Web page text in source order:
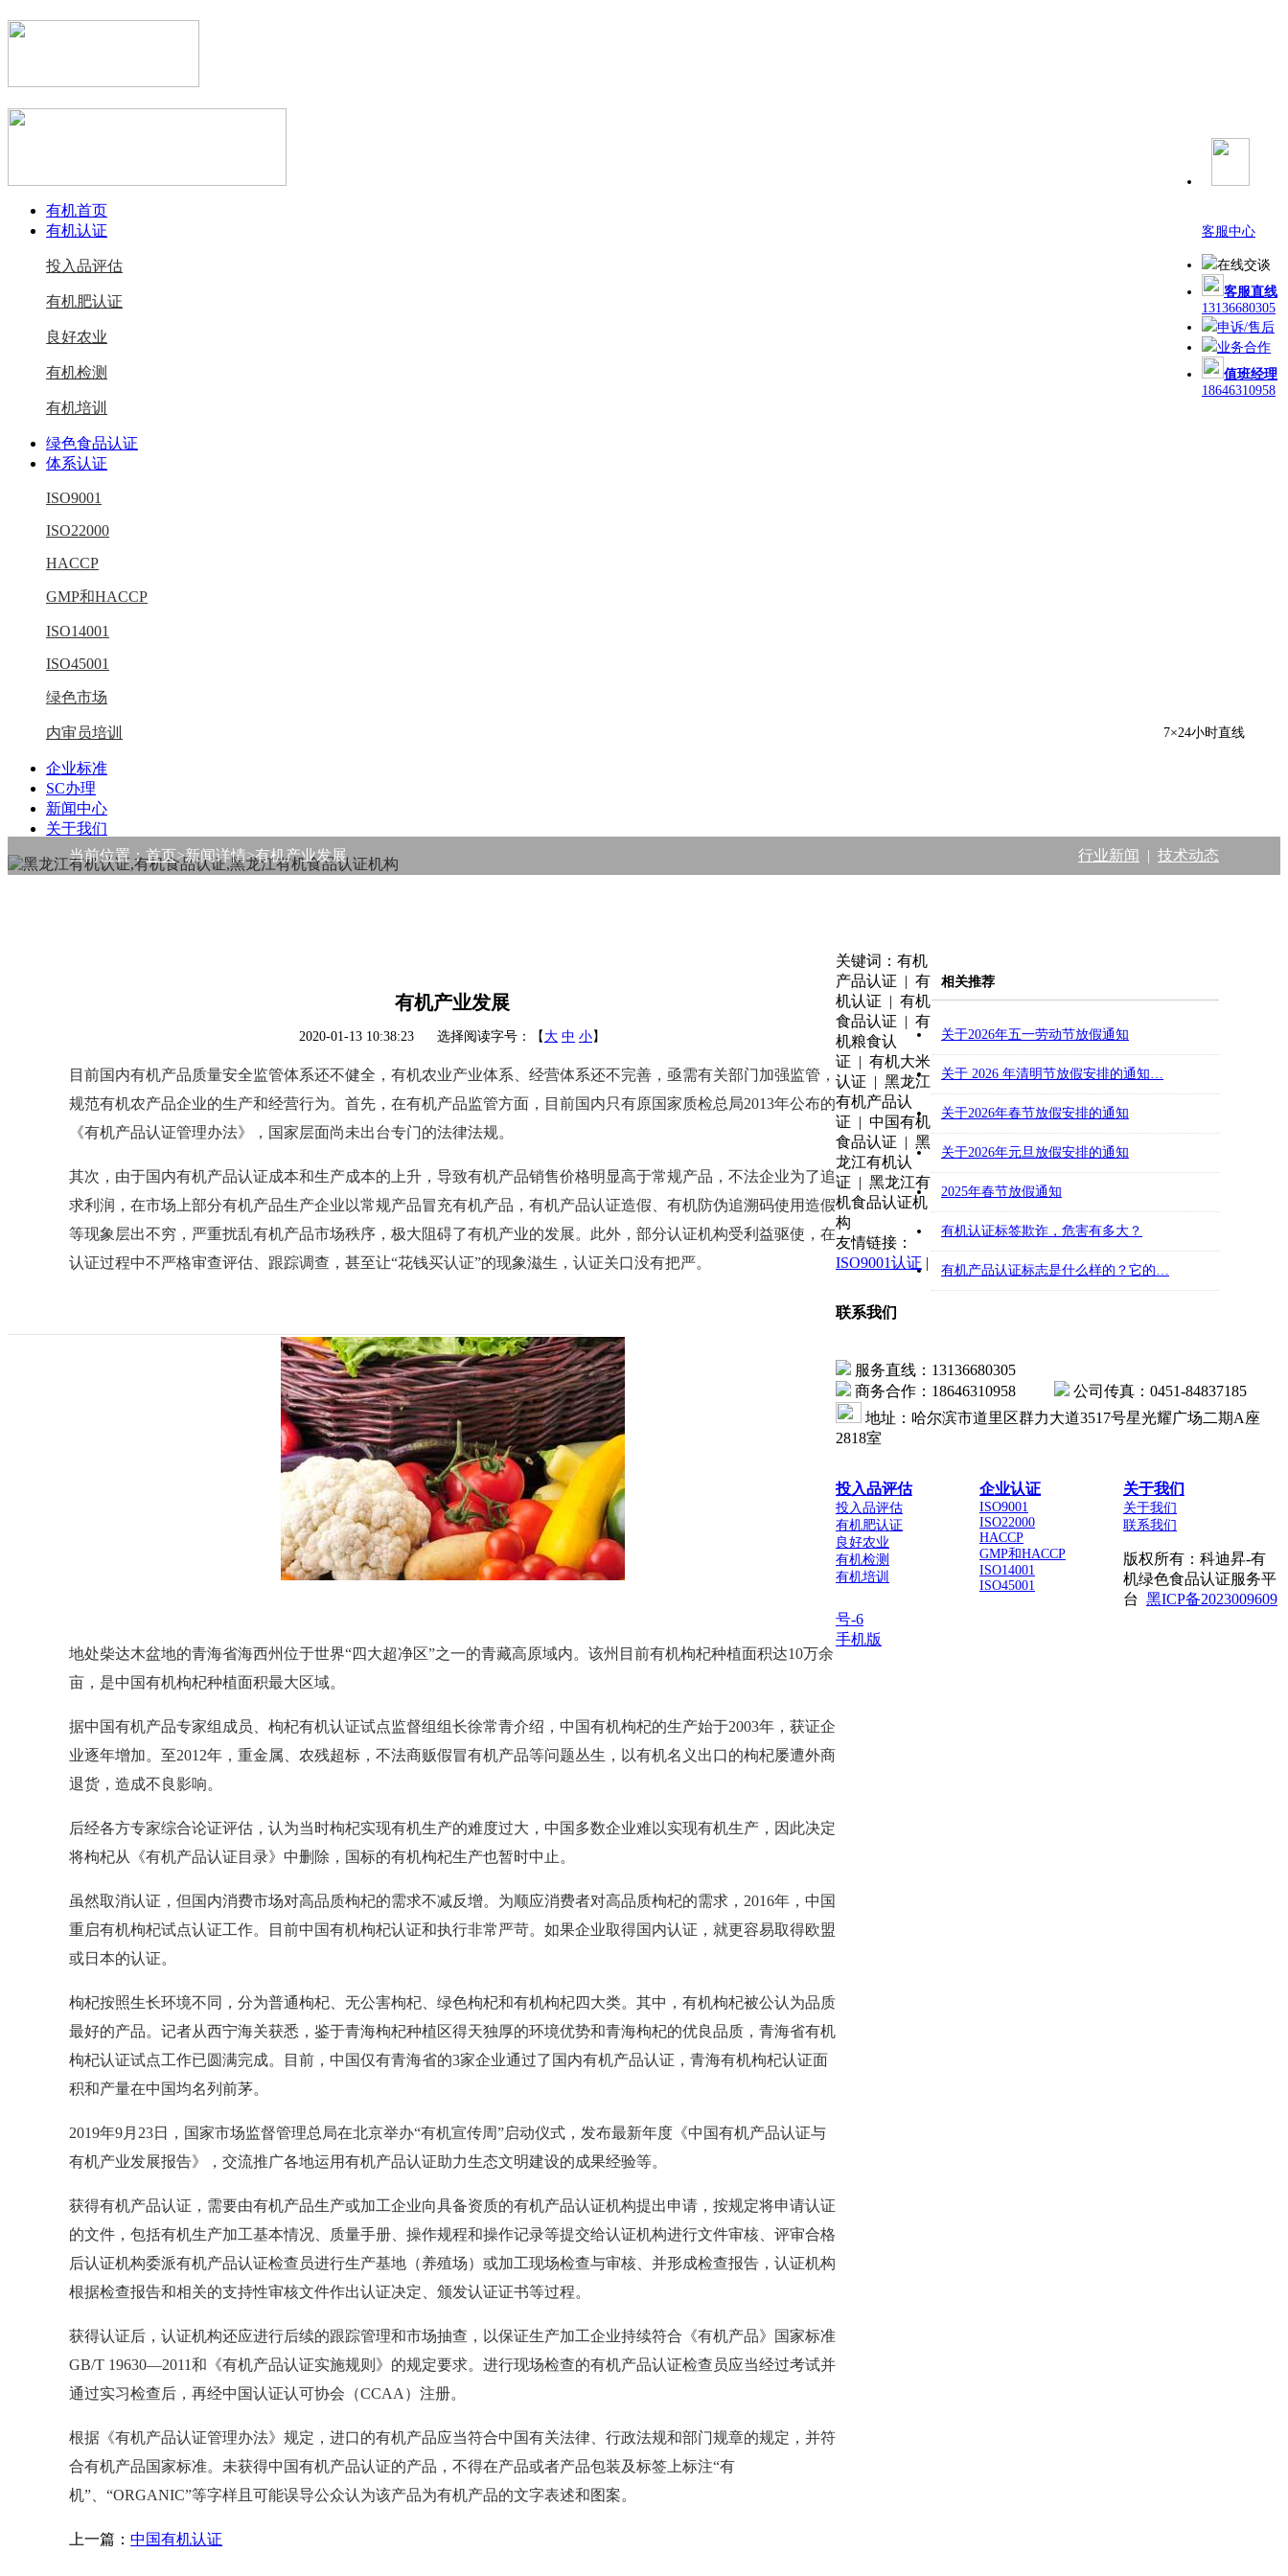
有机首页
有机认证
投入品评估
有机肥认证
良好农业
有机检测
有机培训
绿色食品认证
体系认证
ISO9001
ISO22000
HACCP
GMP和HACCP
ISO14001
ISO45001
绿色市场
内审员培训
企业标准
SC办理
新闻中心
关于我们
当前位置：首页>新闻详情>有机产业发展 行业新闻 | 技术动态
有机产业发展
2020-01-13 10:38:23 选择阅读字号：【 大 中 小】
目前国内有机产品质量安全监管体系还不健全，有机农业产业体系、经营体系还不完善，亟需有关部门加强监管，
规范有机农产品企业的生产和经营行为。首先，在有机产品监管方面，目前国内只有原国家质检总局2013年公布的
《有机产品认证管理办法》，国家层面尚未出台专门的法律法规。
其次，由于国内有机产品认证成本和生产成本的上升，导致有机产品销售价格明显高于常规产品，不法企业为了追
求利润，在市场上部分有机产品生产企业以常规产品冒充有机产品，有机产品认证造假、有机防伪追溯码使用造假
等现象层出不穷，严重扰乱有机产品市场秩序，极大阻碍了有机产业的发展。此外，部分认证机构受利益驱使，在
认证过程中不严格审查评估、跟踪调查，甚至让“花钱买认证”的现象滋生，认证关口没有把严。
地处柴达木盆地的青海省海西州位于世界“四大超净区”之一的青藏高原域内。该州目前有机枸杞种植面积达10万余
亩，是中国有机枸杞种植面积最大区域。
据中国有机产品专家组成员、枸杞有机认证试点监督组组长徐常青介绍，中国有机枸杞的生产始于2003年，获证企
业逐年增加。至2012年，重金属、农残超标，不法商贩假冒有机产品等问题丛生，以有机名义出口的枸杞屡遭外商
退货，造成不良影响。
后经各方专家综合论证评估，认为当时枸杞实现有机生产的难度过大，中国多数企业难以实现有机生产，因此决定
将枸杞从《有机产品认证目录》中删除，国标的有机枸杞生产也暂时中止。
虽然取消认证，但国内消费市场对高品质枸杞的需求不减反增。为顺应消费者对高品质枸杞的需求， 2016年，中国
重启有机枸杞试点认证工作。目前中国有机枸杞认证和执行非常严苛。如果企业取得国内认证，就更容易取得欧盟
或日本的认证。
枸杞按照生长环境不同，分为普通枸杞、无公害枸杞、绿色枸杞和有机枸杞四大类。其中，有机枸杞被公认为品质
最好的产品。记者从西宁海关获悉，鉴于青海枸杞种植区得天独厚的环境优势和青海枸杞的优良品质，青海省有机
枸杞认证试点工作已圆满完成。目前，中国仅有青海省的3家企业通过了国内有机产品认证，青海有机枸杞认证面
积和产量在中国均名列前茅。
2019年9月 23日，国家市场监督管理总局在北京举办“有机宣传周”启动仪式，发布最新年度《中国有机产品认证与
有机产业发展报告》，交流推广各地运用有机产品认证助力生态文明建设的成果经验等。
获得有机产品认证，需要由有机产品生产或加工企业向具备资质的有机产品认证机构提出申请，按规定将申请认证
的文件，包括有机生产加工基本情况、质量手册、操作规程和操作记录等提交给认证机构进行文件审核、评审合格
后认证机构委派有机产品认证检查员进行生产基地（养殖场）或加工现场检查与审核、并形成检查报告，认证机构
根据检查报告和相关的支持性审核文件作出认证决定、颁发认证证书等过程。
获得认证后，认证机构还应进行后续的跟踪管理和市场抽查，以保证生产加工企业持续符合《有机产品》国家标准
GB/T 19630—2011和《有机产品认证实施规则》的规定要求。进行现场检查的有机产品认证检查员应当经过考试并
通过实习检查后，再经中国认证认可协会（CCAA ）注册。
根据《有机产品认证管理办法》规定，进口的有机产品应当符合中国有关法律、行政法规和部门规章的规定，并符
合有机产品国家标准。未获得中国有机产品认证的产品，不得在产品或者产品包装及标签上标注“有
机”、“ORGANIC”等字样且可能误导公众认为该产品为有机产品的文字表述和图案。
上一篇： 中国有机认证
相关推荐
关于2026年五一劳动节放假通知
关于 2026 年清明节放假安排的通知…
关于2026年春节放假安排的通知
关于2026年元旦放假安排的通知
2025年春节放假通知
有机认证标签欺诈，危害有多大？
有机产品认证标志是什么样的？它的…
关键词：有机
产品认证 | 有
机认证 | 有机
食品认证 | 有
机粮食认
证 | 有机大米
认证 | 黑龙江
有机产品认
证 | 中国有机
食品认证 | 黑
龙江有机认
证 | 黑龙江有
机食品认证机
构
友情链接：
ISO9001认证 |
联系我们
服务直线：13136680305
商务合作：18646310958
公司传真：0451-84837185
地址：哈尔滨市道里区群力大道3517号星光耀广场二期A座
2818室
投入品评估
投入品评估
有机肥认证
良好农业
有机检测
有机培训
企业认证
ISO9001
ISO22000
HACCP
GMP和HACCP
ISO14001
ISO45001
关于我们
关于我们
联系我们
版权所有：科迪昇-有
机绿色食品认证服务平
台 黑ICP备2023009609
号-6
手机版
客服中心
在线交谈
客服直线
13136680305
申诉/售后
业务合作
值班经理
18646310958
7×24小时直线